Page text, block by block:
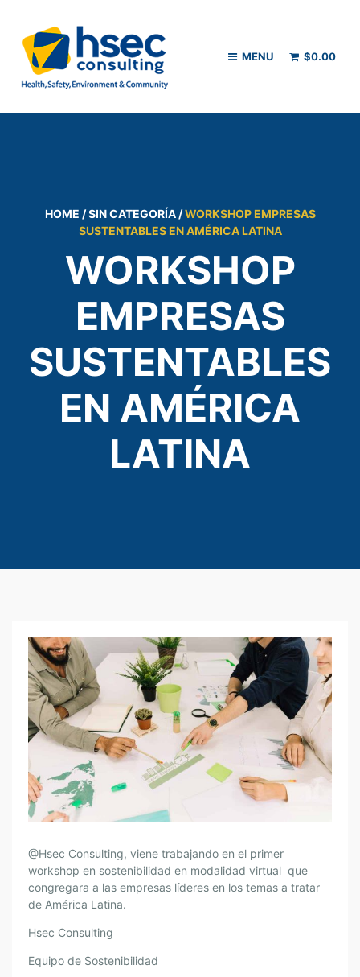
MENU $0.00
HOME / SIN CATEGORÍA / WORKSHOP EMPRESAS
SUSTENTABLES EN AMÉRICA LATINA
WORKSHOP
EMPRESAS
SUSTENTABLES
EN AMÉRICA
LATINA
W
O
R
K
S
O
@Hsec Consulting, viene trabajando en el primer
workshop en sostenibilidad en modalidad virtual que
congregara a las empresas líderes en los temas a tratar
de América Latina.
Hsec Consulting
Equipo de Sostenibilidad